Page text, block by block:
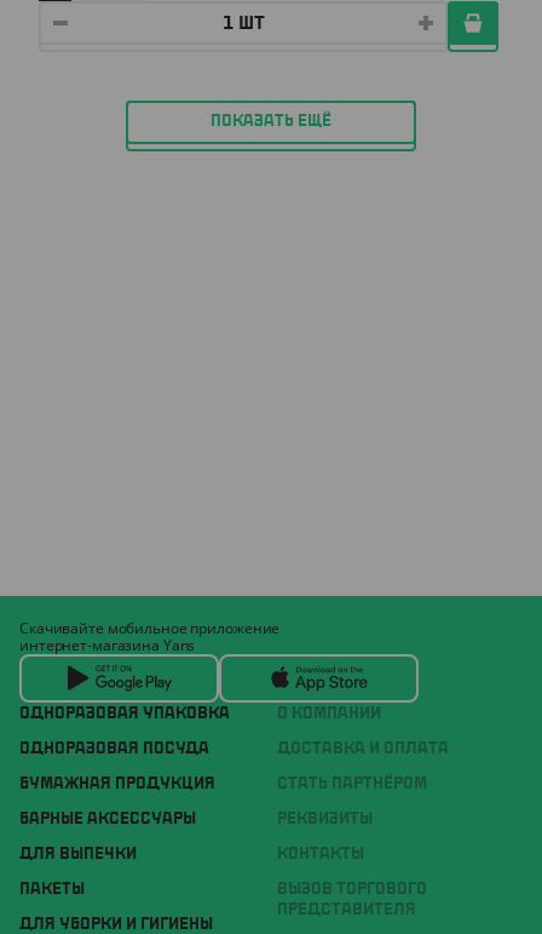
ПОКАЗАТЬ ЕЩЁ
ОДНОРАЗОВАЯ УПАКОВКА
ОДНОРАЗОВАЯ ПОСУДА
БУМАЖНАЯ ПРОДУКЦИЯ
БАРНЫЕ АКСЕССУАРЫ
ДЛЯ ВЫПЕЧКИ
ПАКЕТЫ
ДЛЯ УБОРКИ И ГИГИЕНЫ
О КОМПАНИИ
ДОСТАВКА И ОПЛАТА
СТАТЬ ПАРТНЁРОМ
РЕКВИЗИТЫ
КОНТАКТЫ
ВЫЗОВ ТОРГОВОГО
ПРЕДСТАВИТЕЛЯ
Скачивайте мобильное приложение
интернет-магазина Yans